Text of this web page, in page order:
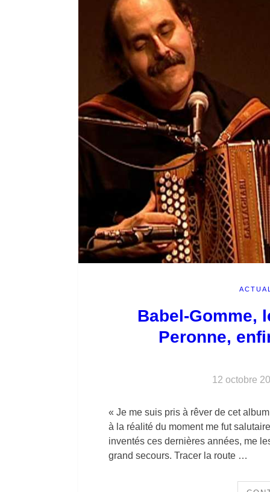
Babel-Gomme,
Peronne,
12 octobre
« Je me suis pris à rêver de cet
à la réalité du moment me fut
inventés ces dernières années, me
grand secours. Tracer la route …